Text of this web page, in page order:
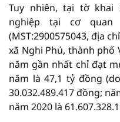
Tuy nhiên, tại tờ khai
nghiệp tại cơ quan
(MST:2900575043, địa
xã Nghi Phú, thành
năm gần nhất chỉ đạt
năm là 47,1 tỷ đồng
30.032.489.417 đồng;
năm 2020 là